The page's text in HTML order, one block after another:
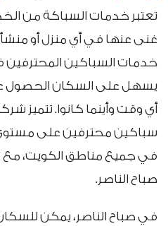
تعتبر خدمات السباكة من
غنى عنها في أي منزل أو
خدمات السباكين المحترفين
يسهل على السكان الحصول
أي وقت وأينما كانوا. تتميز
سباكين محترفين على مستوى
في جميع مناطق الكويت،
صباح الناصر.
في صباح الناصر، يمكن